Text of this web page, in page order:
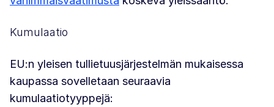
Kumulaatio
EU:n yleisen tullietuusjärjestelmän mukaisessa
kaupassa sovelletaan seuraavia
kumulaatiotyyppejä: